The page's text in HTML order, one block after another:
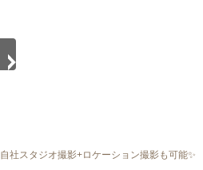
自社スタジオ撮影+ロケーション撮影も可能✨